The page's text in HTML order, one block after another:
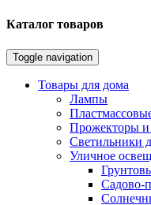
Каталог товаров
Toggle navigation
Товары для дома
Лампы
Прожекторы и
Светильники
Уличное
Садово-